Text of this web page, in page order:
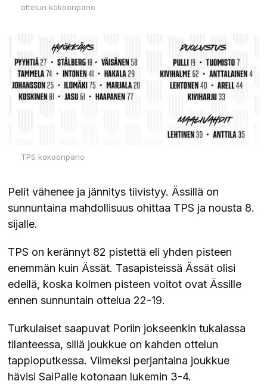
ottelun kokoonpano
TPS kokoonpano
Pelit vähenee ja jännitys tiivistyy. Ässillä on
sunnuntaina mahdollisuus ohittaa TPS ja nousta 8.
sijalle.
TPS on kerännyt 82 pistettä eli yhden pisteen
enemmän kuin Ässät. Tasapisteissä Ässät olisi
edellä, koska kolmen pisteen voitot ovat Ässille
ennen sunnuntain ottelua 22-19.
Turkulaiset saapuvat Poriin jokseenkin tukalassa
tilanteessa, sillä joukkue on kahden ottelun
tappioputkessa. Viimeksi perjantaina joukkue
hävisi SaiPalle kotonaan lukemin 3-4.